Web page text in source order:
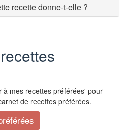
recette donne-t-elle ?
à mes recettes préférées' pour
de recettes préférées.